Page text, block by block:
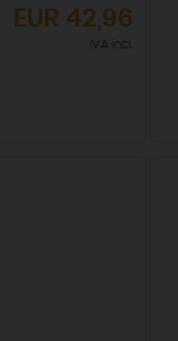
EUR 42,96
IVA incl.